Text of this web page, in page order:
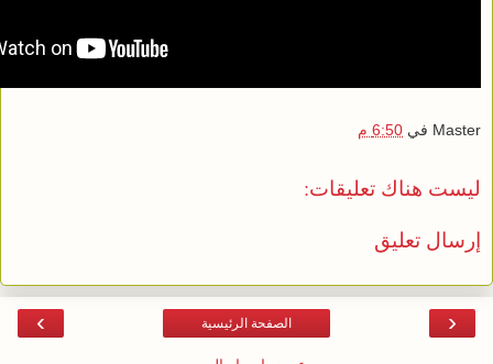
Master في 6:50 م
ليست هناك تعليقات:
إرسال تعليق
‹
› الصفحة الرئيسية